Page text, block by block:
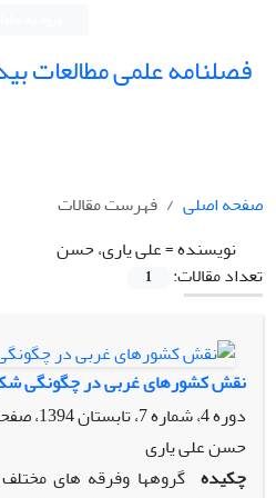
فصلنامه علمی مطالعات
صفحه اصلی
فهرست مقالات
نویسنده =علی یاری، حسن
تعداد مقالات:
1
نقش کشورهای غربی در چگونگی
دوره 4، شماره 7، تابستان 1394، صفحه
حسن علی یاری
چکیده گروهها وفرقه های